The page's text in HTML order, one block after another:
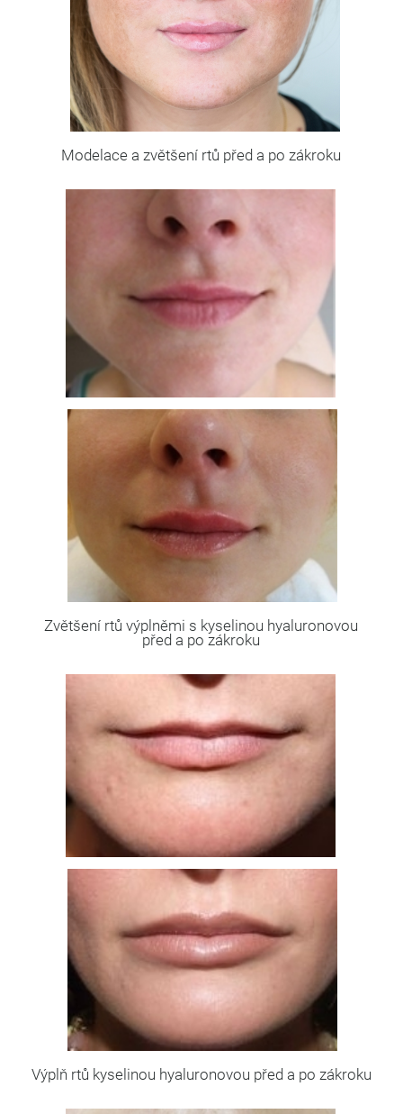
Modelace a zvětšení rtů před a po zákroku
Zvětšení rtů výplněmi s kyselinou hyaluronovou
před a po zákroku
Výplň rtů kyselinou hyaluronovou před a po zákroku